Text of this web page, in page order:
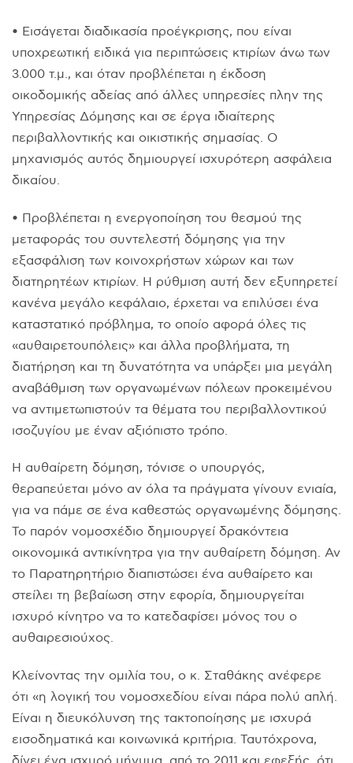
• Εισάγεται διαδικασία προέγκρισης, που είναι
υποχρεωτική ειδικά για περιπτώσεις κτιρίων άνω των
3.000 τ.μ., και όταν προβλέπεται η έκδοση
οικοδομικής αδείας από άλλες υπηρεσίες πλην της
Υπηρεσίας Δόμησης και σε έργα ιδιαίτερης
περιβαλλοντικής και οικιστικής σημασίας. Ο
μηχανισμός αυτός δημιουργεί ισχυρότερη ασφάλεια
δικαίου.
• Προβλέπεται η ενεργοποίηση του θεσμού της
μεταφοράς του συντελεστή δόμησης για την
εξασφάλιση των κοινοχρήστων χώρων και των
διατηρητέων κτιρίων. Η ρύθμιση αυτή δεν εξυπηρετεί
κανένα μεγάλο κεφάλαιο, έρχεται να επιλύσει ένα
καταστατικό πρόβλημα, το οποίο αφορά όλες τις
«αυθαιρετουπόλεις» και άλλα προβλήματα, τη
διατήρηση και τη δυνατότητα να υπάρξει μια μεγάλη
αναβάθμιση των οργανωμένων πόλεων προκειμένου
να αντιμετωπιστούν τα θέματα του περιβαλλοντικού
ισοζυγίου με έναν αξιόπιστο τρόπο.
Η αυθαίρετη δόμηση, τόνισε ο υπουργός,
θεραπεύεται μόνο αν όλα τα πράγματα γίνουν ενιαία,
για να πάμε σε ένα καθεστώς οργανωμένης δόμησης.
Το παρόν νομοσχέδιο δημιουργεί δρακόντεια
οικονομικά αντικίνητρα για την αυθαίρετη δόμηση. Αν
το Παρατηρητήριο διαπιστώσει ένα αυθαίρετο και
στείλει τη βεβαίωση στην εφορία, δημιουργείται
ισχυρό κίνητρο να το κατεδαφίσει μόνος του ο
αυθαιρεσιούχος.
Κλείνοντας την ομιλία του, ο κ. Σταθάκης ανέφερε
ότι «η λογική του νομοσχεδίου είναι πάρα πολύ απλή.
Είναι η διευκόλυνση της τακτοποίησης με ισχυρά
εισοδηματικά και κοινωνικά κριτήρια. Ταυτόχρονα,